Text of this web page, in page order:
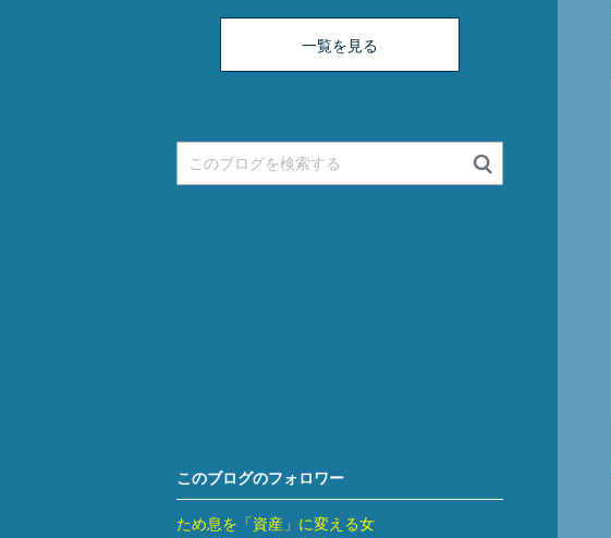
一覧を見る
このブログのフォロワー
ため息を「資産」に変える女